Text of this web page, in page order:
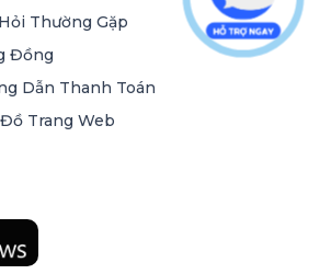
Thường Gặp
Đồng
Dẫn Thanh Toán
Trang Web